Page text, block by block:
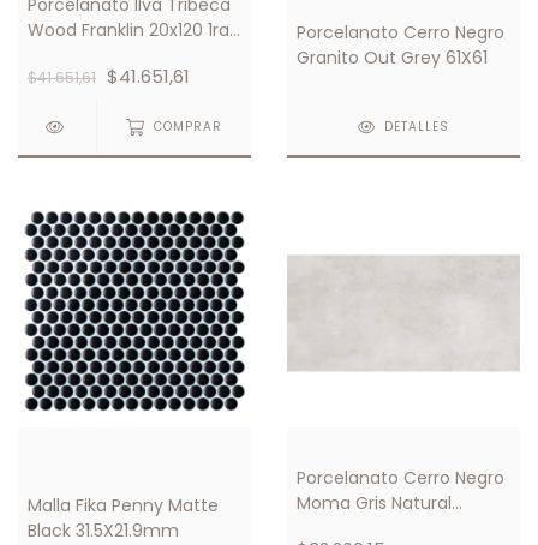
Wood Franklin 20x120 1ra
$41.651,61 $41.651,61
COMPRAR
Porcelanato Cerro Negro
Granito Out Grey 61X61
DETALLES
Malla Fika Penny Matte
Black 31.5X21.9mm
Porcelanato Cerro Negro
Moma Gris Natural